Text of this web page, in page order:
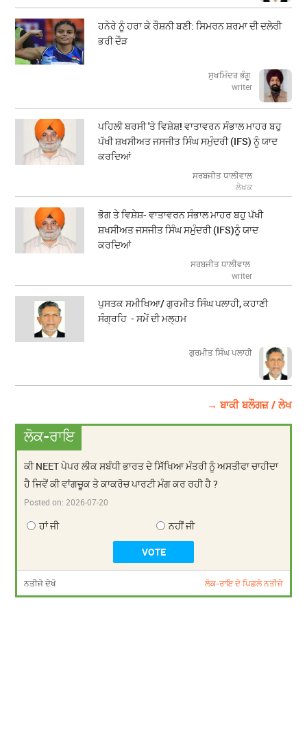
ਹਨੇਰੇ ਨੂੰ ਹਰਾ ਕੇ ਰੌਸ਼ਨੀ ਬਣੀ: ਸਿਮਰਨ ਸ਼ਰਮਾ ਦੀ ਦਲੇਰੀ
ਭਰੀ ਦੌੜ
ਸੁਖਮਿੰਦਰ ਭੰਗੂ
writer
ਪਹਿਲੀ ਬਰਸੀ 'ਤੇ ਵਿਸ਼ੇਸ਼! ਵਾਤਾਵਰਨ ਸੰਭਾਲ ਮਾਹਰ ਬਹੁ
ਪੱਖੀ ਸ਼ਖਸੀਅਤ ਜਸਜੀਤ ਸਿੰਘ ਸਮੁੰਦਰੀ (IFS) ਨੂੰ ਯਾਦ
ਕਰਦਿਆਂ
ਸਰਬਜੀਤ ਧਾਲੀਵਾਲ
ਲੇਖਕ
ਭੋਗ ਤੇ ਵਿਸ਼ੇਸ਼- ਵਾਤਾਵਰਨ ਸੰਭਾਲ ਮਾਹਰ ਬਹੁ ਪੱਖੀ
ਸ਼ਖਸੀਅਤ ਜਸਜੀਤ ਸਿੰਘ ਸਮੁੰਦਰੀ (IFS)ਨੂੰ ਯਾਦ
ਕਰਦਿਆਂ
ਸਰਬਜੀਤ ਧਾਲੀਵਾਲ
writer
ਪੁਸਤਕ ਸਮੀਖਿਆ/ ਗੁਰਮੀਤ ਸਿੰਘ ਪਲਾਹੀ, ਕਹਾਣੀ
ਸੰਗ੍ਰਹਿ - ਸਮੇਂ ਦੀ ਮਲ੍ਹਮ
ਗੁਰਮੀਤ ਸਿੰਘ ਪਲਾਹੀ
→ ਬਾਕੀ ਬਲੌਗਜ਼ / ਲੇਖ
ਲੋਕ-ਰਾਇ
ਕੀ NEET ਪੇਪਰ ਲੀਕ ਸਬੰਧੀ ਭਾਰਤ ਦੇ ਸਿੱਖਿਆ ਮੰਤਰੀ ਨੂੰ ਅਸਤੀਫਾ ਚਾਹੀਦਾ
ਹੈ ਜਿਵੇਂ ਕੀ ਵਾਂਗਚੂਕ ਤੇ ਕਾਕਰੋਚ ਪਾਰਟੀ ਮੰਗ ਕਰ ਰਹੀ ਹੈ ?
Posted on:2026-07-20
ਹਾਂ ਜੀ ਨਹੀਂ ਜੀ
ਨਤੀਜੇ ਦੇਖੋ ਲੋਕ-ਰਾਇ ਦੇ ਪਿਛਲੇ ਨਤੀਜੇ